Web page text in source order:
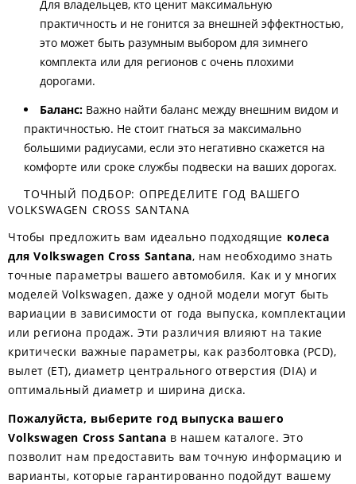
Для владельцев, кто ценит максимальную
практичность и не гонится за внешней эффектностью,
это может быть разумным выбором для зимнего
комплекта или для регионов с очень плохими
дорогами.
Баланс: Важно найти баланс между внешним видом и
практичностью. Не стоит гнаться за максимально
большими радиусами, если это негативно скажется на
комфорте или сроке службы подвески на ваших дорогах.
ТОЧНЫЙ ПОДБОР: ОПРЕДЕЛИТЕ ГОД ВАШЕГО
VOLKSWAGEN CROSS SANTANA
Чтобы предложить вам идеально подходящие колеса
для Volkswagen Cross Santana, нам необходимо знать
точные параметры вашего автомобиля. Как и у многих
моделей Volkswagen, даже у одной модели могут быть
вариации в зависимости от года выпуска, комплектации
или региона продаж. Эти различия влияют на такие
критически важные параметры, как разболтовка (PCD),
вылет (ET), диаметр центрального отверстия (DIA) и
оптимальный диаметр и ширина диска.
Пожалуйста, выберите год выпуска вашего
Volkswagen Cross Santana в нашем каталоге. Это
позволит нам предоставить вам точную информацию и
варианты, которые гарантированно подойдут вашему